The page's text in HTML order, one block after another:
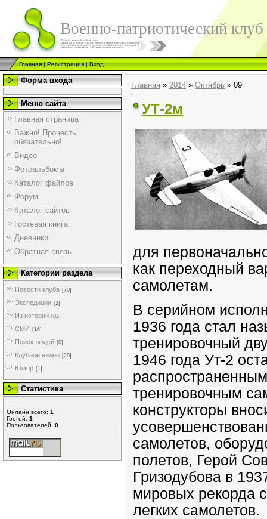
Военно-патриотический
Главная|Регистрация|Вход
Форма входа
Меню сайта
Главная страница
Важно! Прочесть
обязательно!
Видео
Фотоальбомы
Каталог файлов
Форум
Каталог сайтов
Гостевая книга
Дневники
Обратная связь
Категории раздела
Новости клуба [70]
Экспедиции [2]
Из истории [82]
СМИ [16]
Поиск людей [0]
Клубное видео [29]
Юмор [1]
Статистика
Онлайн всего: 1
Гостей: 1
Пользователей: 0
Главная » 2014 » Октябрь » 09
УТ-2м
для
как переходный
самолетам.
В серийном
1936 года стал
тренировочный
1946 года Ут-2
тренировочным
конструкторы
самолетов,
полетов, Герой
Гризодубова в
мировых рекорда
легких самолетов.